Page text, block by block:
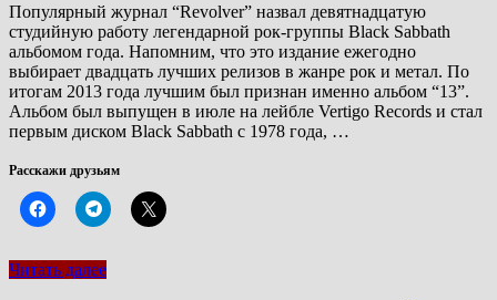
Популярный журнал “Revolver” назвал девятнадцатую
студийную работу легендарной рок-группы Black Sabbath
альбомом года. Напомним, что это издание ежегодно
выбирает двадцать лучших релизов в жанре рок и метал. По
итогам 2013 года лучшим был признан именно альбом “13”.
Альбом был выпущен в июле на лейбле Vertigo Records и стал
первым диском Black Sabbath с 1978 года, …
Расскажи друзьям
Читать далее